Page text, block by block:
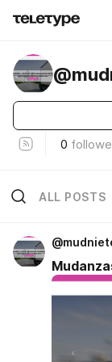
0
ALL POSTS